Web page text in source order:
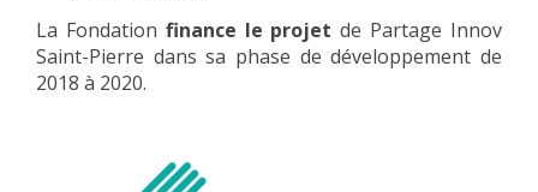
La Fondation finance le projet de Partage Innov
Saint-Pierre dans sa phase de développement de
2018 à 2020.